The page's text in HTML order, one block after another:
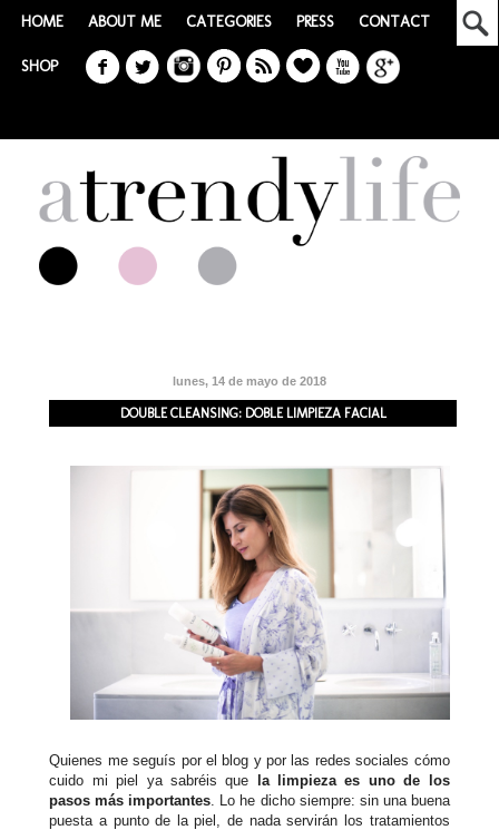
HOME ABOUT ME CATEGORIES PRESS CONTACT
SHOP
lunes, 14 de mayo de 2018
DOUBLE CLEANSING: DOBLE LIMPIEZA FACIAL
Quienes me seguís por el blog y por las redes sociales cómo
cuido mi piel ya sabréis que la limpieza es uno de los
pasos más importantes . Lo he dicho siempre: sin una buena
puesta a punto de la piel, de nada servirán los tratamientos